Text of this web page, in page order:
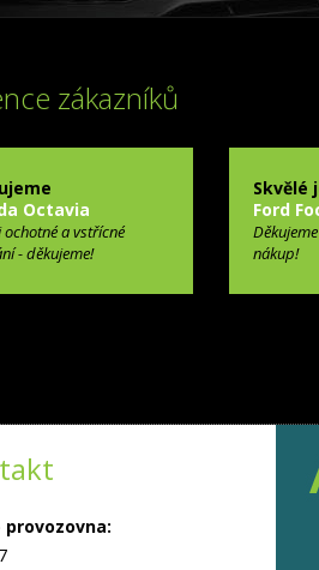
zákazníků
Octavia
ochotné a vstřícné
- děkujeme!
Skvělé
Ford
nákup!
provozovna: